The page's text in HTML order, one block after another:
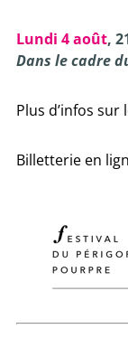
Lundi 4 août,
Dans le cadre
Plus d’infos sur
Billetterie en